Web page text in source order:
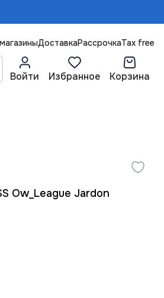
ДоставкаРассрочкаTax free
Войти Избранное Корзина
Ow_League Jardon